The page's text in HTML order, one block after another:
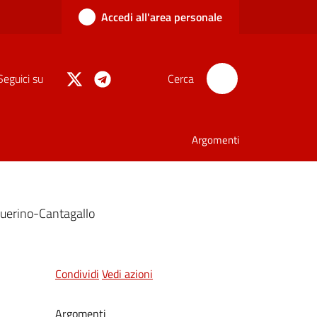
Accedi all'area personale
su Cerca
Argomenti
Cantagallo
Condividi Vedi azioni
Argomenti